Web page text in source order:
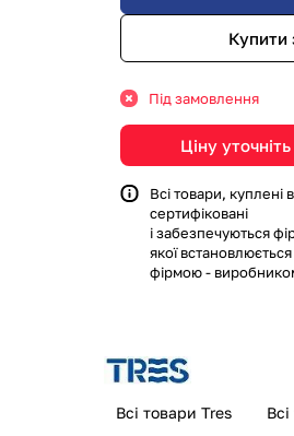
Купити
Під замовлення
Ціну
Всі товари, куплені
сертифіковані
і забезпечуються
якої встановлюється
фірмою -
Всі товари Tres